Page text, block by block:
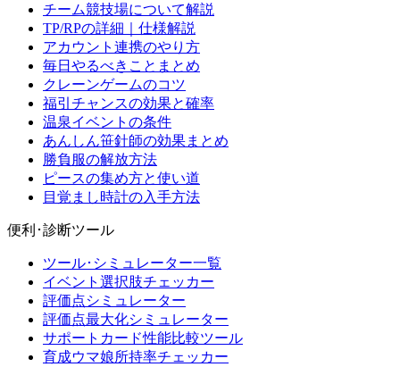
チーム競技場について解説
TP/RPの詳細｜仕様解説
アカウント連携のやり方
毎日やるべきことまとめ
クレーンゲームのコツ
福引チャンスの効果と確率
温泉イベントの条件
あんしん笹針師の効果まとめ
勝負服の解放方法
ピースの集め方と使い道
目覚まし時計の入手方法
便利･診断ツール
ツール･シミュレーター一覧
イベント選択肢チェッカー
評価点シミュレーター
評価点最大化シミュレーター
サポートカード性能比較ツール
育成ウマ娘所持率チェッカー